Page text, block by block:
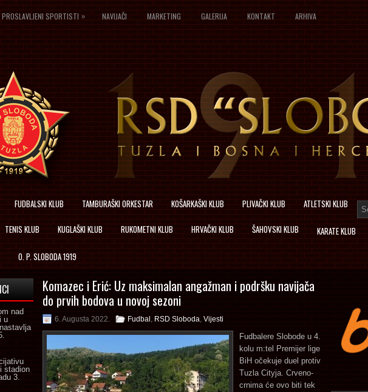
PROSLAVLJENI SPORTISTI » NAVIJAČI MARKETING GALERIJA KONTAKT ARHIVA
FUDBALSKI KLUB TAMBURAŠKI ORKESTAR KOŠARKAŠKI KLUB PLIVAČKI KLUB ATLETSKI KLUB
TENIS KLUB KUGLAŠKI KLUB RUKOMETNI KLUB HRVAČKI KLUB ŠAHOVSKI KLUB KARATE KLUB
O. P. SLOBODA 1919
Komazec i Erić: Uz maksimalan angažman i podršku navijača
do prvih bodova u novoj sezoni
6. Augusta 2022. Fudbal , RSD Sloboda, Vijesti
Fudbalere Slobode u 4.
kolu m:tel Premijer lige
BiH očekuje duel protiv
Tuzla Cityja. Crveno-
crnima će ovo biti tek
nad
u
stadion
3.